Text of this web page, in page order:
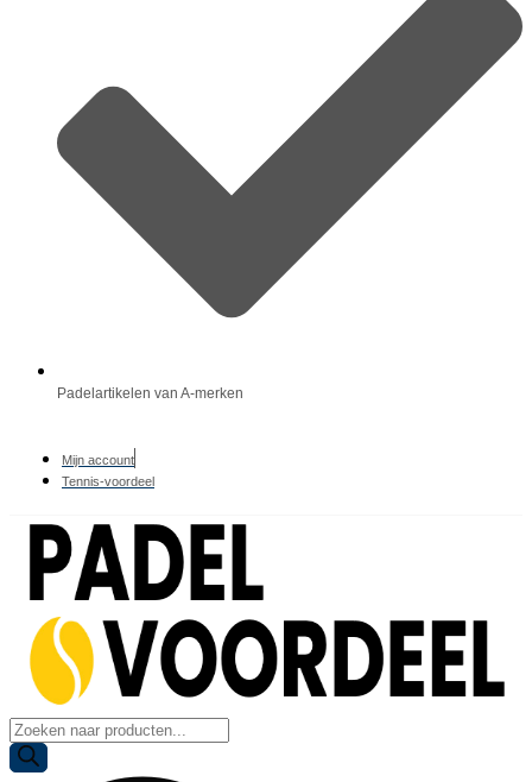
Padelartikelen van A-merken
Mijn account
Tennis-voordeel
Producten
zoeken